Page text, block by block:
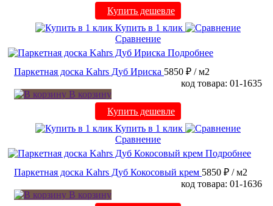
Купить дешевле
Купить в 1 клик
Сравнение
Подробнее
Паркетная доска Kahrs Дуб Ириска 5850 ₽ / м2
код товара: 01-1635
В корзину
Купить дешевле
Купить в 1 клик
Сравнение
Подробнее
Паркетная доска Kahrs Дуб Кокосовый крем 5850 ₽ / м2
код товара: 01-1636
В корзину